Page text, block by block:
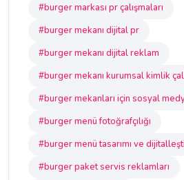
#burger markası pr çalışmaları
#burger mekanı dijital pr
#burger mekanı dijital reklam
#burger mekanı kurumsal kimlik
#burger mekanları için sosyal
#burger menü fotoğrafçılığı
#burger menü tasarımı ve
#burger paket servis reklamları